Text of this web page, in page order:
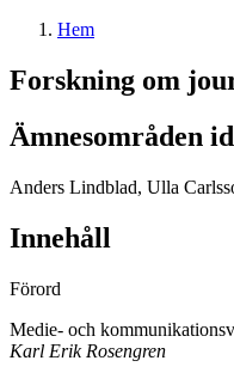
Hem
Forskning om
Ämnesområden
Anders Lindblad, Ulla
Innehåll
Förord
Medie- och
Karl Erik Rosengren